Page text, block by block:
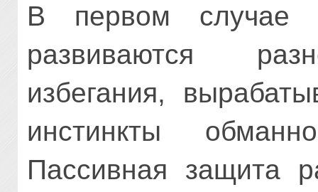
В первом случае
развиваются
избегания,
инстинкты
Пассивная защита